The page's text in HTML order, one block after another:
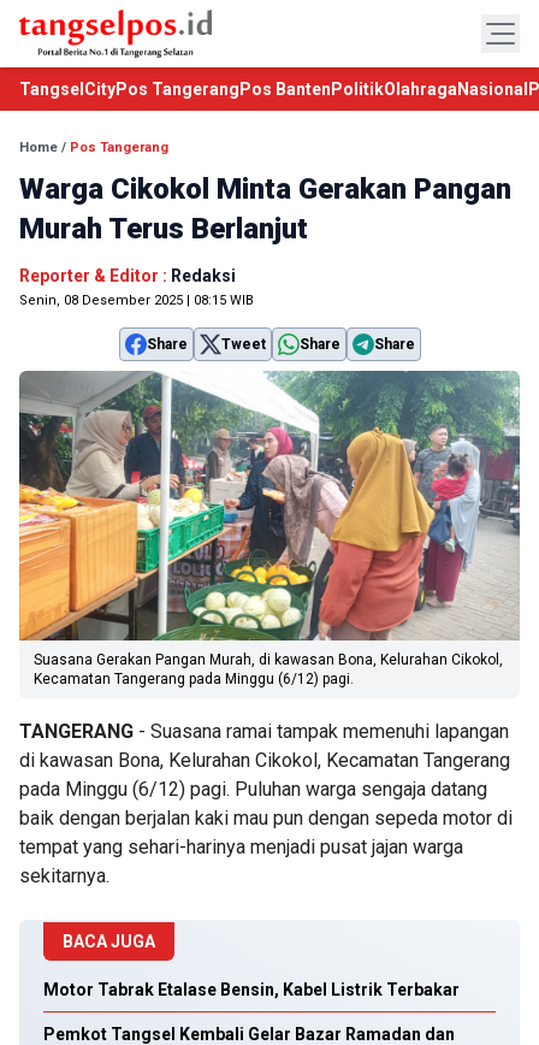
TangselCityPos Tangerang Pos Banten PolitikOlahraga Nasional
Home / Pos Tangerang
Warga Cikokol Minta Gerakan Pangan
Murah Terus Berlanjut
Reporter & Editor : Redaksi
Senin, 08 Desember 2025 | 08:15 WIB
Share Tweet Share Share
Suasana Gerakan Pangan Murah, di kawasan Bona, Kelurahan Cikokol,
Kecamatan Tangerang pada Minggu (6/12) pagi.
TANGERANG - Suasana ramai tampak memenuhi lapangan
di kawasan Bona, Kelurahan Cikokol, Kecamatan Tangerang
pada Minggu (6/12) pagi. Puluhan warga sengaja datang
baik dengan berjalan kaki mau pun dengan sepeda motor di
tempat yang sehari-harinya menjadi pusat jajan warga
sekitarnya.
BACA JUGA
Motor Tabrak Etalase Bensin, Kabel Listrik Terbakar
Pemkot Tangsel Kembali Gelar Bazar Ramadan dan